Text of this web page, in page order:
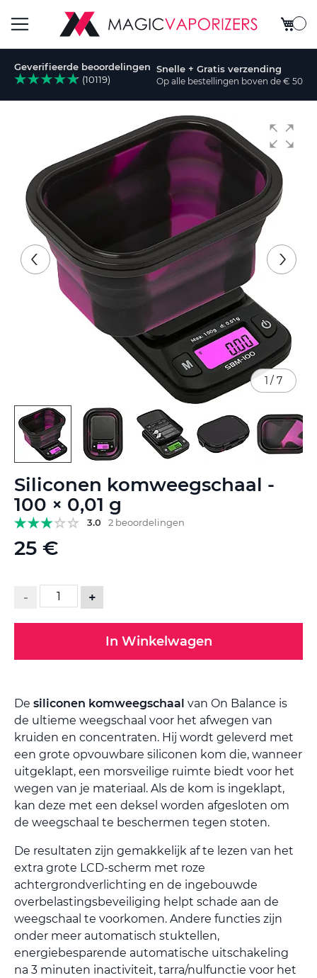
Nav
Geverifieerde beoordelingen
(10119)
Snelle + Gratis verzending
Op alle bestellingen boven de € 50
Siliconen komweegschaal -
100 × 0,01 g
3.0 2 beoordelingen
25 €
- +
In Winkelwagen
De siliconen komweegschaal van On Balance is
de ultieme weegschaal voor het afwegen van
kruiden en concentraten. Hij wordt geleverd met
een grote opvouwbare siliconen kom die, wanneer
uitgeklapt, een morsveilige ruimte biedt voor het
wegen van je materiaal. Als de kom is ingeklapt,
kan deze met een deksel worden afgesloten om
de weegschaal te beschermen tegen stoten.
De resultaten zijn gemakkelijk af te lezen van het
extra grote LCD-scherm met roze
achtergrondverlichting en de ingebouwde
overbelastingsbeveiliging helpt schade aan de
weegschaal te voorkomen. Andere functies zijn
onder meer automatisch stuktellen,
energiebesparende automatische uitschakeling
na 3 minuten inactiviteit, tarra/nulfunctie voor het
van
afbeeldingen-
gallerij
1 / 7
naar
het
begin
van
de
afbeeldingen-